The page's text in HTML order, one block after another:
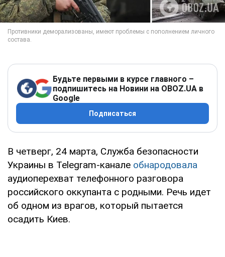
Будьте первыми в курсе главного –
подпишитесь на Новини на OBOZ.UA в
Google
Подписаться
В четверг, 24 марта, Служба безопасности
Украины в Telegram-канале обнародовала
аудиоперехват телефонного разговора
российского оккупанта с родными. Речь идет
об одном из врагов, который пытается
осадить Киев.